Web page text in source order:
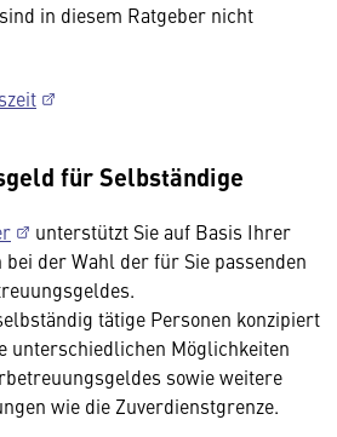
in diesem Ratgeber nicht
für Selbständige
unterstützt Sie auf Basis Ihrer
der Wahl der für Sie passenden
tätige Personen konzipiert
unterschiedlichen Möglichkeiten
sowie weitere
wie die Zuverdienstgrenze.